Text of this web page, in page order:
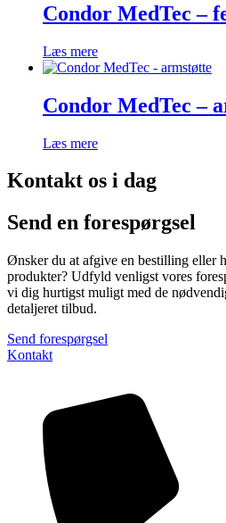
Condor MedTec –
Læs mere
Condor MedTec –
Læs mere
Kontakt os i dag
Send en forespørgsel
Ønsker du at afgive en bestilling eller
produkter? Udfyld venligst vores
vi dig hurtigst muligt med de
detaljeret tilbud.
Send forespørgsel
Kontakt